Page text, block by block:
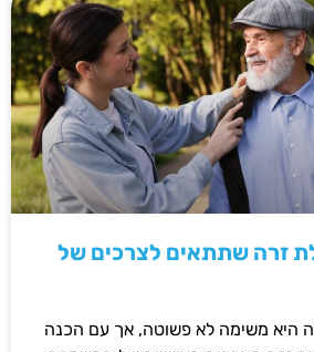
זרה שתתאים לצרכים של
היא משימה לא פשוטה, אך עם הכנה